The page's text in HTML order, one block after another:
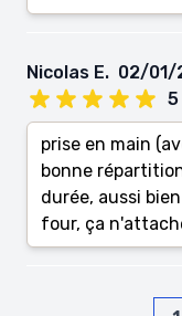
Nicolas E. 02/01/
prise en main
bonne
durée, aussi
four, ça